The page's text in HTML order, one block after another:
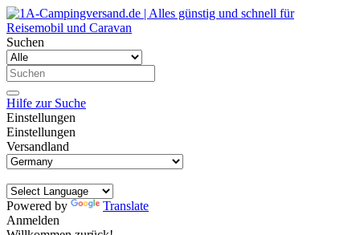
Suchen
Hilfe zur Suche
Einstellungen
Einstellungen
Versandland
Powered by
Translate
Anmelden